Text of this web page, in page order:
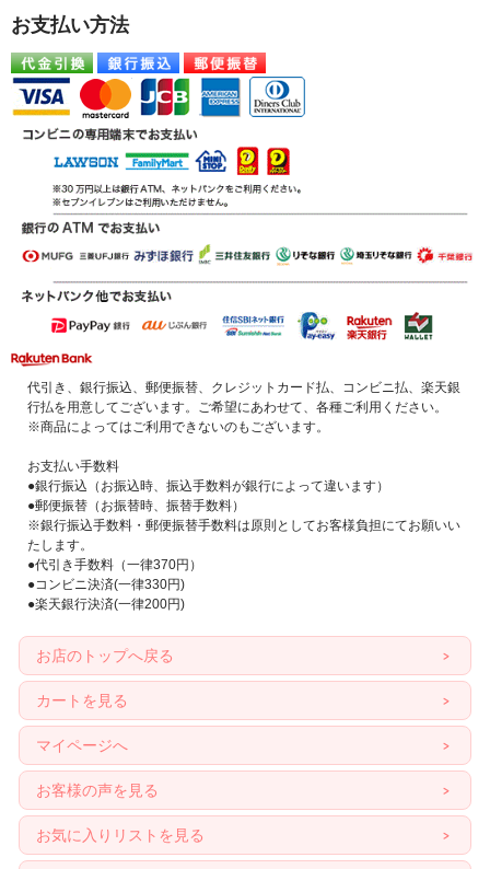
お支払い方法
代引き、銀行振込、郵便振替、クレジットカード払、コンビニ払、楽天銀
行払を用意してございます。ご希望にあわせて、各種ご利用ください。
※商品によってはご利用できないのもございます。
お支払い手数料
●銀行振込（お振込時、振込手数料が銀行によって違います）
●郵便振替（お振替時、振替手数料）
※銀行振込手数料・郵便振替手数料は原則としてお客様負担にてお願いい
たします。
●代引き手数料（一律370円）
●コンビニ決済(一律330円)
●楽天銀行決済(一律200円)
お店のトップへ戻る
カートを見る
マイページへ
お客様の声を見る
お気に入りリストを見る